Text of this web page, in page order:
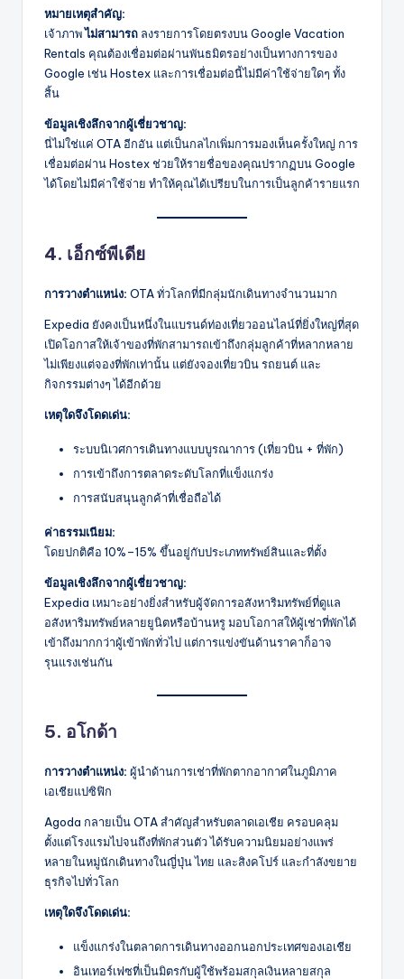
หมายเหตุสำคัญ:
เจ้าภาพไม่สามารถ ลงรายการโดยตรงบน Google Vacation
Rentals คุณต้องเชื่อมต่อผ่านพันธมิตรอย่างเป็นทางการของ
Google เช่น Hostex และการเชื่อมต่อนี้ไม่มีค่าใช้จ่ายใดๆ ทั้ง
สิ้น
ข้อมูลเชิงลึกจากผู้เชี่ยวชาญ:
นี่ไม่ใช่แค่ OTA อีกอัน แต่เป็นกลไกเพิ่มการมองเห็นครั้งใหญ่ การ
เชื่อมต่อผ่าน Hostex ช่วยให้รายชื่อของคุณปรากฏบน Google
ได้โดยไม่มีค่าใช้จ่าย ทำให้คุณได้เปรียบในการเป็นลูกค้ารายแรก
4. เอ็กซ์พีเดีย
การวางตำแหน่ง: OTA ทั่วโลกที่มีกลุ่มนักเดินทางจำนวนมาก
Expedia ยังคงเป็นหนึ่งในแบรนด์ท่องเที่ยวออนไลน์ที่ยิ่งใหญ่ที่สุด
เปิดโอกาสให้เจ้าของที่พักสามารถเข้าถึงกลุ่มลูกค้าที่หลากหลาย
ไม่เพียงแต่จองที่พักเท่านั้น แต่ยังจองเที่ยวบิน รถยนต์ และ
กิจกรรมต่างๆ ได้อีกด้วย
เหตุใดจึงโดดเด่น:
ระบบนิเวศการเดินทางแบบบูรณาการ (เที่ยวบิน + ที่พัก)
การเข้าถึงการตลาดระดับโลกที่แข็งแกร่ง
การสนับสนุนลูกค้าที่เชื่อถือได้
ค่าธรรมเนียม:
โดยปกติคือ 10%–15% ขึ้นอยู่กับประเภททรัพย์สินและที่ตั้ง
ข้อมูลเชิงลึกจากผู้เชี่ยวชาญ:
Expedia เหมาะอย่างยิ่งสำหรับผู้จัดการอสังหาริมทรัพย์ที่ดูแล
อสังหาริมทรัพย์หลายยูนิตหรือบ้านหรู มอบโอกาสให้ผู้เช่าที่พักได้
เข้าถึงมากกว่าผู้เข้าพักทั่วไป แต่การแข่งขันด้านราคาก็อาจ
รุนแรงเช่นกัน
5. อโกด้า
การวางตำแหน่ง: ผู้นำด้านการเช่าที่พักตากอากาศในภูมิภาค
เอเชียแปซิฟิก
Agoda กลายเป็น OTA สำคัญสำหรับตลาดเอเชีย ครอบคลุม
ตั้งแต่โรงแรมไปจนถึงที่พักส่วนตัว ได้รับความนิยมอย่างแพร่
หลายในหมู่นักเดินทางในญี่ปุ่น ไทย และสิงคโปร์ และกำลังขยาย
ธุรกิจไปทั่วโลก
เหตุใดจึงโดดเด่น:
แข็งแกร่งในตลาดการเดินทางออกนอกประเทศของเอเชีย
อินเทอร์เฟซที่เป็นมิตรกับผู้ใช้พร้อมสกุลเงินหลายสกุล